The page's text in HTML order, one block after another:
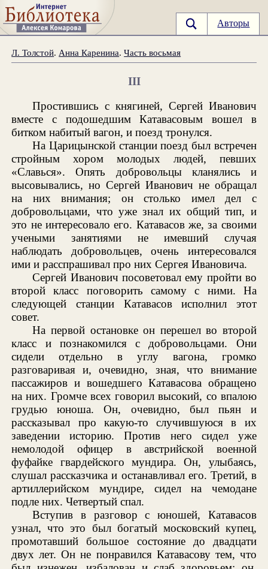
Авторы
Л. Толстой. Анна Каренина.Часть восьмая
III
Простившись с княгиней, Сергей Иванович
вместе с подошедшим Катавасовым вошел в
битком набитый вагон, и поезд тронулся.
На Царицынской станции поезд был встречен
стройным хором молодых людей, певших
«Славься». Опять добровольцы кланялись и
высовывались, но Сергей Иванович не обращал
на них внимания; он столько имел дел с
добровольцами, что уже знал их общий тип, и
это не интересовало его. Катавасов же, за своими
учеными занятиями не имевший случая
наблюдать добровольцев, очень интересовался
ими и расспрашивал про них Сергея Ивановича.
Сергей Иванович посоветовал ему пройти во
второй класс поговорить самому с ними. На
следующей станции Катавасов исполнил этот
совет.
На первой остановке он перешел во второй
класс и познакомился с добровольцами. Они
сидели отдельно в углу вагона, громко
разговаривая и, очевидно, зная, что внимание
пассажиров и вошедшего Катавасова обращено
на них. Громче всех говорил высокий, со впалою
грудью юноша. Он, очевидно, был пьян и
рассказывал про какую-то случившуюся в их
заведении историю. Против него сидел уже
немолодой офицер в австрийской военной
фуфайке гвардейского мундира. Он, улыбаясь,
слушал рассказчика и останавливал его. Третий, в
артиллерийском мундире, сидел на чемодане
подле них. Четвертый спал.
Вступив в разговор с юношей, Катавасов
узнал, что это был богатый московский купец,
промотавший большое состояние до двадцати
двух лет. Он не понравился Катавасову тем, что